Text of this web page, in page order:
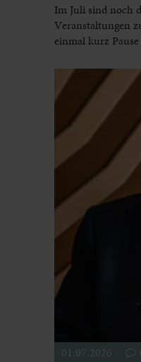
Im Juli sind noch
Veranstaltungen
einmal kurz
01.07.2026